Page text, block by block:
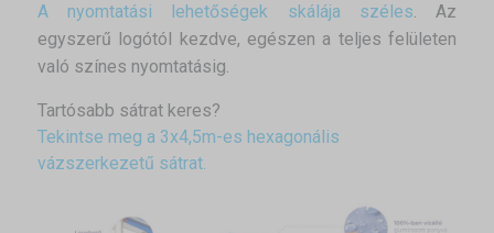
A nyomtatási lehetőségek skálája széles. Az
egyszerű logótól kezdve, egészen a teljes felületen
való színes nyomtatásig.
Tartósabb sátrat keres?
Tekintse meg a 3x4,5m-es hexagonális
vázszerkezetű sátrat.